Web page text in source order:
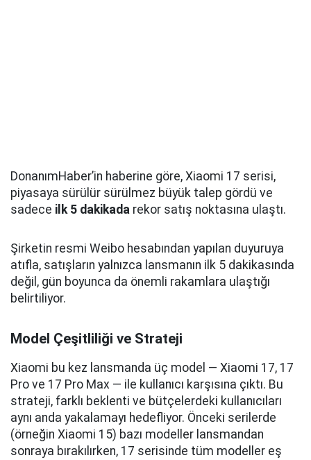
DonanımHaber’in haberine göre, Xiaomi 17 serisi,
piyasaya sürülür sürülmez büyük talep gördü ve
sadece ilk 5 dakikada rekor satış noktasına ulaştı.
Şirketin resmi Weibo hesabından yapılan duyuruya
atıfla, satışların yalnızca lansmanın ilk 5 dakikasında
değil, gün boyunca da önemli rakamlara ulaştığı
belirtiliyor.
Model Çeşitliliği ve Strateji
Xiaomi bu kez lansmanda üç model — Xiaomi 17, 17
Pro ve 17 Pro Max — ile kullanıcı karşısına çıktı. Bu
strateji, farklı beklenti ve bütçelerdeki kullanıcıları
aynı anda yakalamayı hedefliyor. Önceki serilerde
(örneğin Xiaomi 15) bazı modeller lansmandan
sonraya bırakılırken, 17 serisinde tüm modeller eş